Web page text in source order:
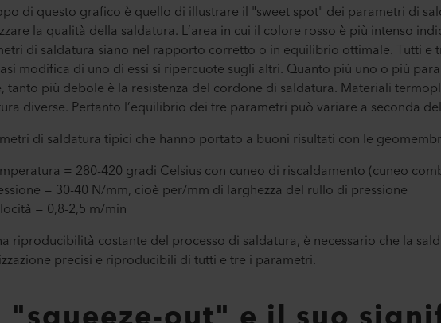
di questo grafico è quello di illustrare il "sweet spot" dei parametri di
la qualità della saldatura. L’area in cui il colore rosso è più intenso
di saldatura siano nel rapporto corretto o in equilibrio ottimale. Tutti e
modifica di uno di essi si ripercuote sugli altri. Quanto più uno o più
tanto più debole è la resistenza del cordone di saldatura. Materiali
diverse. Pertanto l’equilibrio dei tre parametri può variare a seconda
di saldatura tipici che hanno portato a buoni risultati con le
= 280-420 gradi Celsius con cuneo di riscaldamento (cuneo
= 30-40 N/mm, cioè per/mm di larghezza del rullo di pressione
= 0,8-2,5 m/min
riproducibilità costante del processo di saldatura, è necessario che la
precisi e riproducibili di tutti e tre i parametri.